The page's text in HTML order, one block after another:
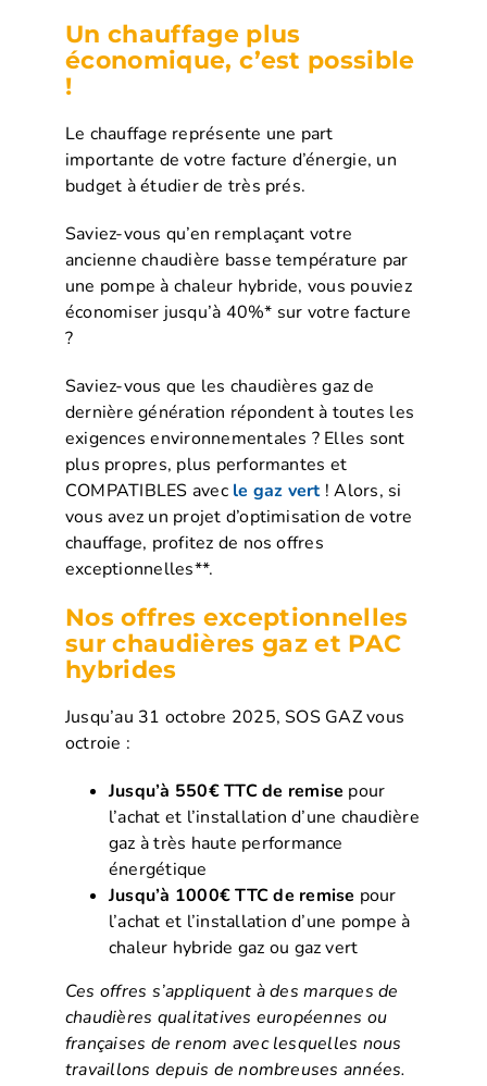
Un chauffage plus
économique, c’est possible
!
Le chauffage représente une part
importante de votre facture d’énergie, un
budget à étudier de très prés.
Saviez-vous qu’en remplaçant votre
ancienne chaudière basse température par
une pompe à chaleur hybride, vous pouviez
économiser jusqu’à 40%* sur votre facture
?
Saviez-vous que les chaudières gaz de
dernière génération répondent à toutes les
exigences environnementales ? Elles sont
plus propres, plus performantes et
COMPATIBLES avec le gaz vert ! Alors, si
vous avez un projet d’optimisation de votre
chauffage, profitez de nos offres
exceptionnelles**.
Nos offres exceptionnelles
sur chaudières gaz et PAC
hybrides
Jusqu’au 31 octobre 2025, SOS GAZ vous
octroie :
Jusqu’à 550€ TTC de remise pour
l’achat et l’installation d’une chaudière
gaz à très haute performance
énergétique
Jusqu’à 1000€ TTC de remise pour
l’achat et l’installation d’une pompe à
chaleur hybride gaz ou gaz vert
Ces offres s’appliquent à des marques de
chaudières qualitatives européennes ou
françaises de renom avec lesquelles nous
travaillons depuis de nombreuses années.